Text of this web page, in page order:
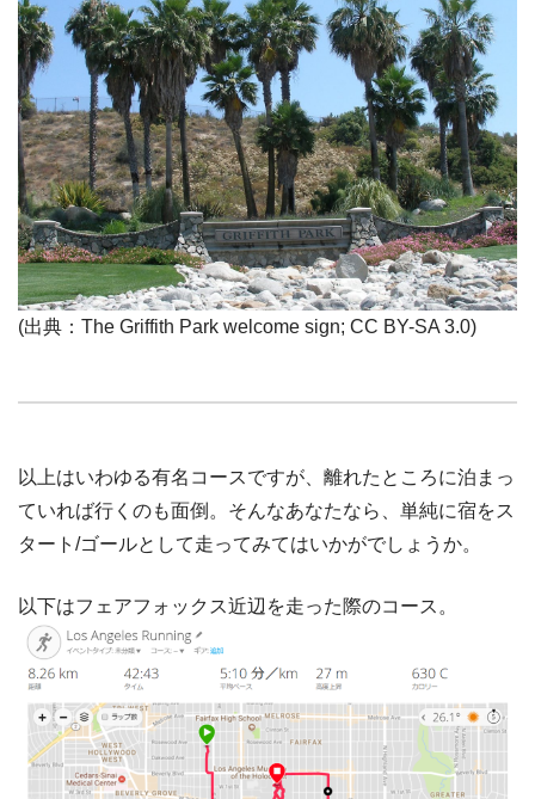
(出典：The Griffith Park welcome sign; CC BY-SA 3.0)
以上はいわゆる有名コースですが、離れたところに泊まっ
ていれば行くのも面倒。そんなあなたなら、単純に宿をス
タート/ゴールとして走ってみてはいかがでしょうか。
以下はフェアフォックス近辺を走った際のコース。